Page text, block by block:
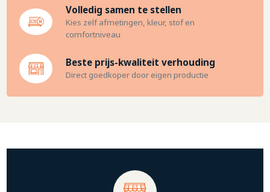
Volledig samen te stellen
Kies zelf afmetingen, kleur, stof en
comfortniveau
Beste prijs-kwaliteit verhouding
Direct goedkoper door eigen productie